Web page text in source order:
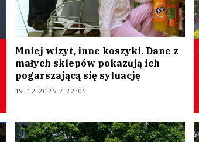
Mniej wizyt, inne koszyki. Dane z
małych sklepów pokazują ich
pogarszającą się sytuację
19.12.2025 / 22:05